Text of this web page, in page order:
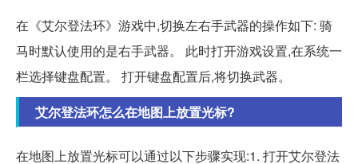
在《艾尔登法环》游戏中,切换左右手武器的操作如下: 骑
马时默认使用的是右手武器。 此时打开游戏设置,在系统一
栏选择键盘配置。 打开键盘配置后,将切换武器。
艾尔登法环怎么在地图上放置光标?
在地图上放置光标可以通过以下步骤实现:1. 打开艾尔登法